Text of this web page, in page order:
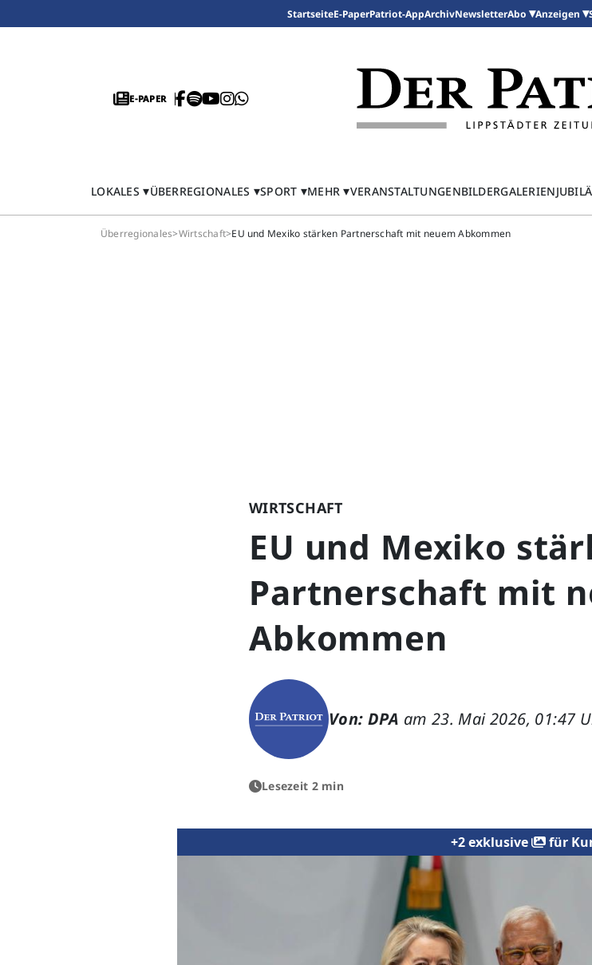
StartseiteE-PaperPatriot-AppArchivNewsletterAbo Anzeigen
E-PAPER
LOKALES ÜBERREGIONALES SPORT MEHR VERANSTALTUNGENBILDERGALERIEN
Überregionales>Wirtschaft>EU und Mexiko stärken Partnerschaft mit neuem Abkommen
WIRTSCHAFT
EU und Mexiko
Partnerschaft mit
Abkommen
Von: DPA am 23. Mai 2026, 01:47
Lesezeit 2 min
+2 exklusive für